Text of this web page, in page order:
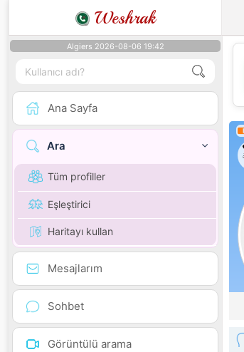
Weshrak
Algiers 2026-08-06 19:42
Ana Sayfa
Ara
Tüm profiller
Eşleştirici
Haritayı kullan
Mesajlarım
Sohbet
Görüntülü arama